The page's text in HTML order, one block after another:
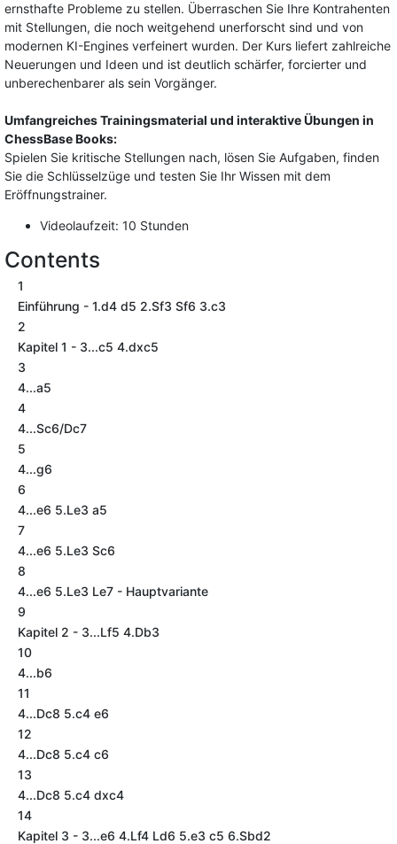
ernsthafte Probleme zu stellen. Überraschen Sie Ihre Kontrahenten
mit Stellungen, die noch weitgehend unerforscht sind und von
modernen KI-Engines verfeinert wurden. Der Kurs liefert zahlreiche
Neuerungen und Ideen und ist deutlich schärfer, forcierter und
unberechenbarer als sein Vorgänger.
Umfangreiches Trainingsmaterial und interaktive Übungen in
ChessBase Books:
Spielen Sie kritische Stellungen nach, lösen Sie Aufgaben, finden
Sie die Schlüsselzüge und testen Sie Ihr Wissen mit dem
Eröffnungstrainer.
Videolaufzeit: 10 Stunden
Contents
1
Einführung - 1.d4 d5 2.Sf3 Sf6 3.c3
2
Kapitel 1 - 3...c5 4.dxc5
3
4...a5
4
4...Sc6/Dc7
5
4...g6
6
4...e6 5.Le3 a5
7
4...e6 5.Le3 Sc6
8
4...e6 5.Le3 Le7 - Hauptvariante
9
Kapitel 2 - 3...Lf5 4.Db3
10
4...b6
11
4...Dc8 5.c4 e6
12
4...Dc8 5.c4 c6
13
4...Dc8 5.c4 dxc4
14
Kapitel 3 - 3...e6 4.Lf4 Ld6 5.e3 c5 6.Sbd2